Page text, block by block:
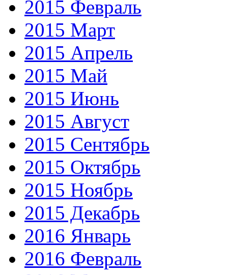
2015 Февраль
2015 Март
2015 Апрель
2015 Май
2015 Июнь
2015 Август
2015 Сентябрь
2015 Октябрь
2015 Ноябрь
2015 Декабрь
2016 Январь
2016 Февраль